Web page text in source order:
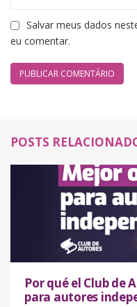
Salvar meus dados
eu comentar.
POSTS
Por qué el Club de
para autores